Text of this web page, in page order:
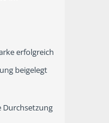
erfolgreich
beigelegt
Durchsetzung